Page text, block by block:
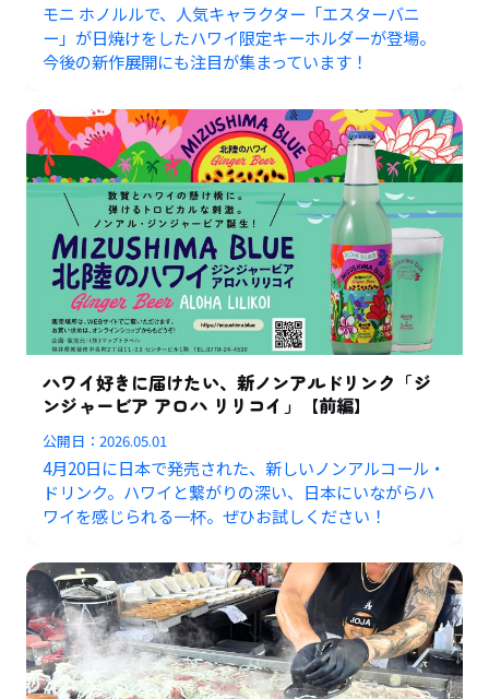
モニ ホノルルで、人気キャラクター「エスターバニ
ー」が日焼けをしたハワイ限定キーホルダーが登場。
今後の新作展開にも注目が集まっています！
ハワイ好きに届けたい、新ノンアルドリンク「ジ
ンジャービア アロハ リリコイ」【前編】
公開日：2026.05.01
4月20日に日本で発売された、新しいノンアルコール・
ドリンク。ハワイと繋がりの深い、日本にいながらハ
ワイを感じられる一杯。ぜひお試しください！